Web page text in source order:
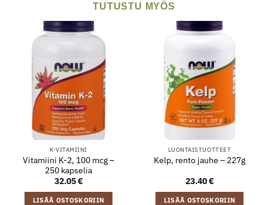
TUTUSTU MYÖS
K-VITAMIINI
Vitamiini K-2, 100 mcg –
250 kapselia
32.05€
LISÄÄ OSTOSKORIIN
LUONTAISTUOTTEET
Kelp, rento jauhe – 227g
23.40€
LISÄÄ OSTOSKORIIN